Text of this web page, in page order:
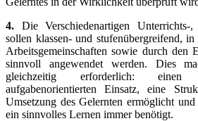
4. Die Verschiedenartigen
sollen klassen- und stufenübergreifend,
Arbeitsgemeinschaften sowie durch den
sinnvoll angewendet werden. Dies
gleichzeitig erforderlich: einen
aufgabenorientierten Einsatz, eine
Umsetzung des Gelernten ermöglicht
ein sinnvolles Lernen immer benötigt.